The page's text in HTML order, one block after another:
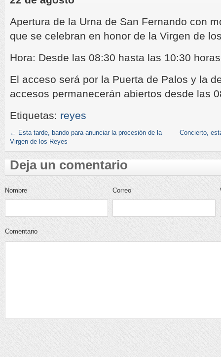
Apertura de la Urna de San Fernando con
que se celebran en honor de la Virgen de
Hora: Desde las 08:30 hasta las 10:30 horas
El acceso será por la Puerta de Palos y la
accesos permanecerán abiertos desde las
Etiquetas: reyes
← Esta tarde, bando para anunciar la procesión de la
Virgen de los Reyes
Concierto,
Deja un comentario
Nombre Correo
Comentario